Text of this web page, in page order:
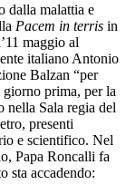
dalla malattia e
Pacem in terris in
maggio al
italiano Antonio
Balzan “per
prima, per la
nella Sala regia del
presenti
e scientifico. Nel
Papa Roncalli fa
sta accadendo: